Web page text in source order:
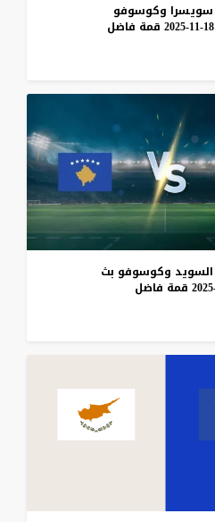
سويسرا وكوسوفو
18-11-2025 قمة فاضل
السويد وكوسوفو بث
قمة فاضل